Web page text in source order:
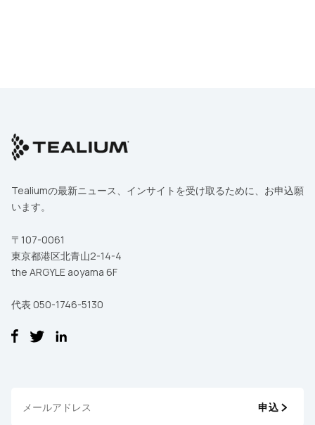
国
お問い合わせ内容
本フォームの送信により、Tealiumの
リシーに同意したことになります。
送信
Tealiumの最新ニュース、インサイトを受け取るために、お申込願
います。
〒107-0061
東京都港区北青山2-14-4
the ARGYLE aoyama 6F
代表 050-1746-5130
申込